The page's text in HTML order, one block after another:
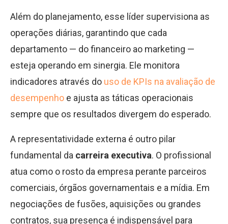
Além do planejamento, esse líder supervisiona as
operações diárias, garantindo que cada
departamento — do financeiro ao marketing —
esteja operando em sinergia. Ele monitora
indicadores através do uso de KPIs na avaliação de
desempenho e ajusta as táticas operacionais
sempre que os resultados divergem do esperado.
A representatividade externa é outro pilar
fundamental da carreira executiva. O profissional
atua como o rosto da empresa perante parceiros
comerciais, órgãos governamentais e a mídia. Em
negociações de fusões, aquisições ou grandes
contratos, sua presença é indispensável para